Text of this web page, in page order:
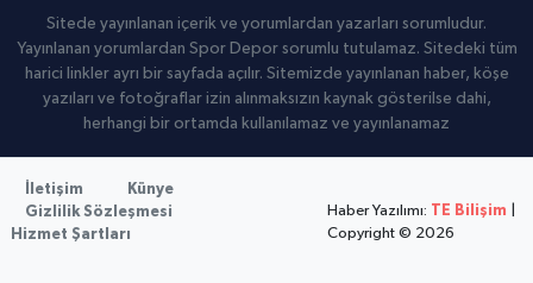
Sitede yayınlanan içerik ve yorumlardan yazarları sorumludur.
Yayınlanan yorumlardan Spor Depor sorumlu tutulamaz. Sitedeki tüm
harici linkler ayrı bir sayfada açılır. Sitemizde yayınlanan haber, köşe
yazıları ve fotoğraflar izin alınmaksızın kaynak gösterilse dahi,
herhangi bir ortamda kullanılamaz ve yayınlanamaz
İletişim
Künye
Gizlilik Sözleşmesi
Hizmet Şartları
Haber Yazılımı: TE Bilişim
Copyright © 2026